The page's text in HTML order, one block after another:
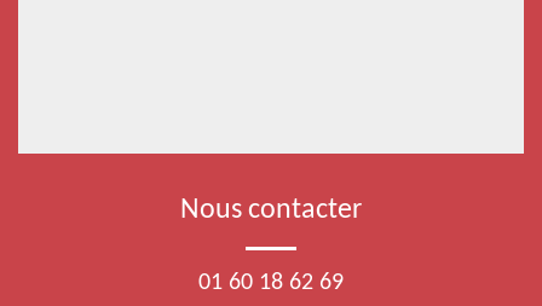
Nous contacter
01 60 18 62 69